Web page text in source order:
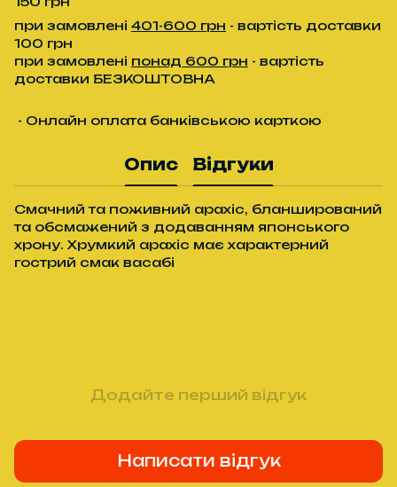
при замовлені 401-600 грн - вартість доставки
100 грн
при замовлені понад 600 грн - вартість
доставки БЕЗКОШТОВНА
- Онлайн оплата банківською карткою
Опис Відгуки
Смачний та поживний арахіс, бланширований
та обсмажений з додаванням японського
хрону. Хрумкий арахіс має характерний
гострий смак васабі
Додайте перший відгук
Написати відгук